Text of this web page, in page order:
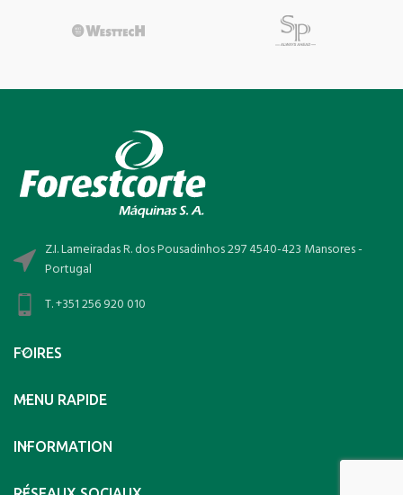
Z.I. Lameiradas R. dos Pousadinhos 297 4540-423 Mansores -
Portugal
T. +351 256 920 010
FOIRES
MENU RAPIDE
INFORMATION